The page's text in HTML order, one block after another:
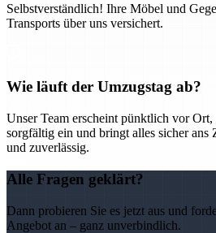
Selbstverständlich! Ihre Möbel und
Transports über uns versichert.
Wie läuft der Umzugstag ab?
Unser Team erscheint pünktlich vor Ort,
sorgfältig ein und bringt alles sicher ans
und zuverlässig.
Alle Fragen geklärt?
Dann probieren Sie es jetzt aus und
Angebot an – ganz unverbindlich.